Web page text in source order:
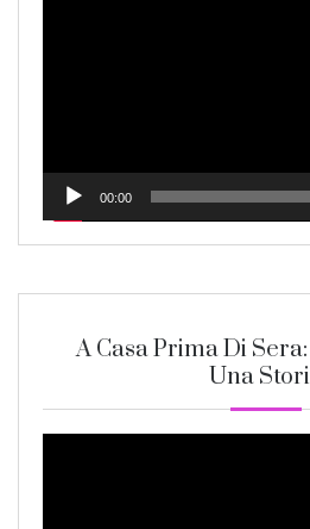
00:00
A Casa Prima Di
Una